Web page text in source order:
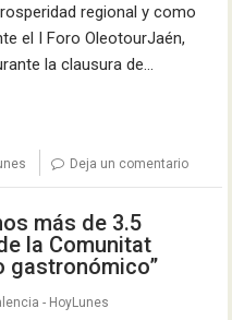
regional y como
el I Foro OleotourJaén,
la clausura de…
Deja un comentario
más de 3.5
la Comunitat
gastronómico”
- HoyLunes